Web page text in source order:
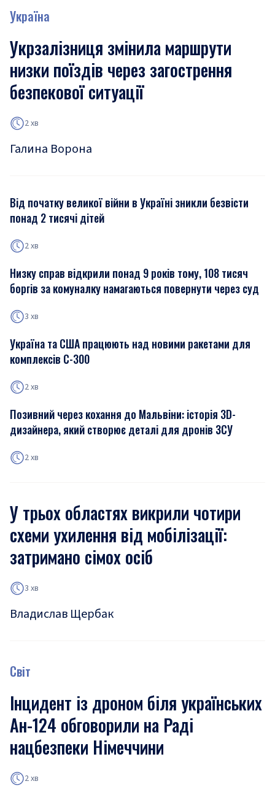
Україна
Укрзалізниця змінила маршрути
низки поїздів через загострення
безпекової ситуації
2 хв
Галина Ворона
Від початку великої війни в Україні зникли безвісти
понад 2 тисячі дітей
2 хв
Низку справ відкрили понад 9 років тому, 108 тисяч
боргів за комуналку намагаються повернути через суд
3 хв
Україна та США працюють над новими ракетами для
комплексів С-300
2 хв
Позивний через кохання до Мальвіни: історія 3D-
дизайнера, який створює деталі для дронів ЗСУ
2 хв
У трьох областях викрили чотири
схеми ухилення від мобілізації:
затримано сімох осіб
3 хв
Владислав Щербак
Світ
Інцидент із дроном біля українських
Ан-124 обговорили на Раді
нацбезпеки Німеччини
2 хв